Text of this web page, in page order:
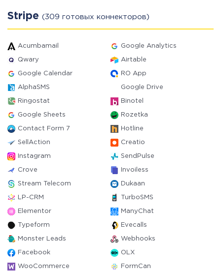
Stripe (309 готовых коннекторов)
Acumbamail Google Analytics
Qwary Airtable
Google Calendar RO App
AlphaSMS Google Drive
Ringostat Binotel
Google Sheets Rozetka
Contact Form 7 Hotline
SellAction Creatio
Instagram SendPulse
Crove Invoiless
Stream Telecom Dukaan
LP-CRM TurboSMS
Elementor ManyChat
Typeform Evecalls
Monster Leads Webhooks
Facebook OLX
WooCommerce FormCan